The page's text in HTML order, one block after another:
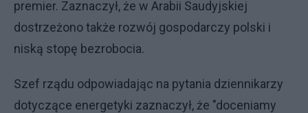
premier. Zaznaczył, że w Arabii Saudyjskiej
dostrzeżono także rozwój gospodarczy polski i
niską stopę bezrobocia.
Szef rządu odpowiadając na pytania dziennikarzy
dotyczące energetyki zaznaczył, że "doceniamy